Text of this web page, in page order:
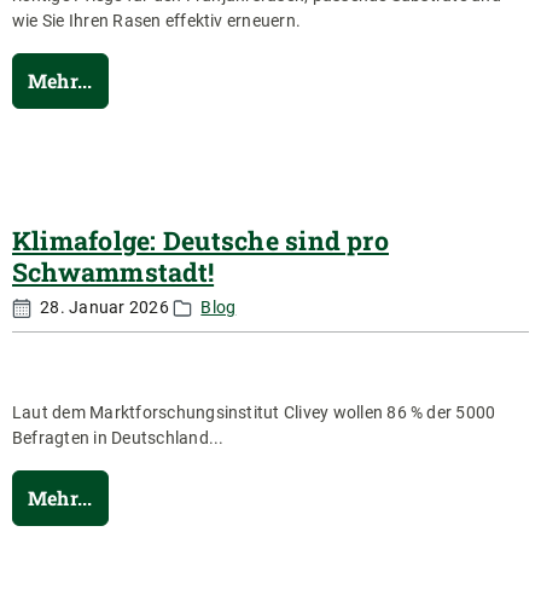
wie Sie Ihren Rasen effektiv erneuern.
Mehr...
Klimafolge: Deutsche sind pro
Schwammstadt!
28. Januar 2026 Blog
Laut dem Marktforschungsinstitut Clivey wollen 86 % der 5000
Befragten in Deutschland...
Mehr...